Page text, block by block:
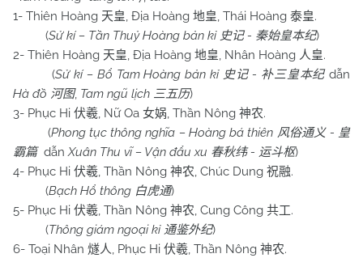
1- Thiên Hoàng 天皇, Địa Hoàng 地皇, Thái Hoàng 泰皇.
(Sử kí – Tần Thuỷ Hoàng bản kỉ 史记- 秦始皇本纪)
2- Thiên Hoàng 天皇, Địa Hoàng 地皇, Nhân Hoàng 人皇.
(Sử kí – Bổ Tam Hoàng bản kỉ 史记- 补三皇本纪dẫn
Hà đồ 河图, Tam ngũ lịch 三五历)
3- Phục Hi 伏羲, Nữ Oa 女娲, Thần Nông 神农.
(Phong tục thông nghĩa – Hoàng bá thiên 风俗通义- 皇
霸篇dẫnXuân Thu vĩ – Vận đẩu xu 春秋纬- 运斗枢)
4- Phục Hi 伏羲, Thần Nông 神农, Chúc Dung 祝融.
(Bạch Hổ thông 白虎通)
5- Phục Hi 伏羲, Thần Nông 神农, Cung Công 共工.
(Thông giám ngoại kỉ 通鉴外纪)
6- Toại Nhân 燧人, Phục Hi 伏羲, Thần Nông 神农.